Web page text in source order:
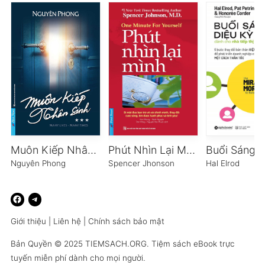
Muôn Kiếp Nhân Sinh 3
Nguyên Phong
Phút Nhìn Lại Mình
Spencer Jhonson Hal Elrod
Giới thiệu Liên hệ Chính sách bảo mật
Bản Quyền © 2025 TIEMSACH.ORG. Tiệm sách eBook trực
tuyến miễn phí dành cho mọi người.